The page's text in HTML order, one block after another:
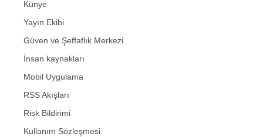
Künye
Yayın Ekibi
Güven ve Şeffaflık Merkezi
İnsan kaynakları
Mobil Uygulama
RSS Akışları
Risk Bildirimi
Kullanım Sözleşmesi